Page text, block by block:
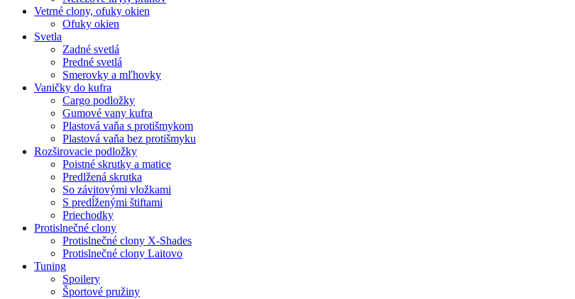
Vetrné clony, ofuky okien
Ofuky okien
Svetla
Zadné svetlá
Predné svetlá
Smerovky a mľhovky
Vaničky do kufra
Cargo podložky
Gumové vany kufra
Plastová vaňa s protišmykom
Plastová vaňa bez protišmyku
Rozširovacie podložky
Poistné skrutky a matice
Predlžená skrutka
So závitovými vložkami
S predĺženými štiftami
Priechodky
Protislnečné clony
Protislnečné clony X-Shades
Protislnečné clony Laitovo
Tuning
Spoilery
Športové pružiny